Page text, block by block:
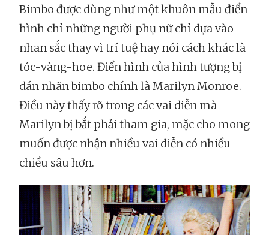
Bimbo được dùng như một khuôn mẫu điển
hình chỉ những người phụ nữ chỉ dựa vào
nhan sắc thay vì trí tuệ hay nói cách khác là
tóc-vàng-hoe. Điển hình của hình tượng bị
dán nhãn bimbo chính là Marilyn Monroe.
Điều này thấy rõ trong các vai diễn mà
Marilyn bị bắt phải tham gia, mặc cho mong
muốn được nhận nhiều vai diễn có nhiều
chiều sâu hơn.